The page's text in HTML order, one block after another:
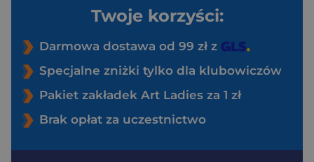
Twoje korzyści:
Darmowa dostawa od 99 zł z
Specjalne zniżki tylko dla klubowiczów
Pakiet zakładek Art Ladies za 1 zł
Brak opłat za uczestnictwo